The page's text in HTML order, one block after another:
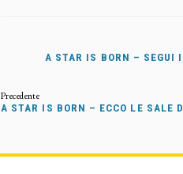
A STAR IS BORN – SEGUI
A STAR IS BORN – ECCO LE SALE